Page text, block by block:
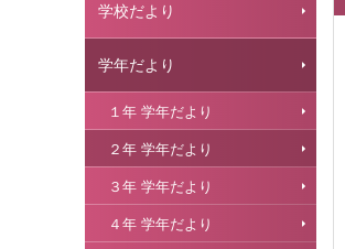
学校だより
学年だより
１年 学年だより
２年 学年だより
３年 学年だより
４年 学年だより